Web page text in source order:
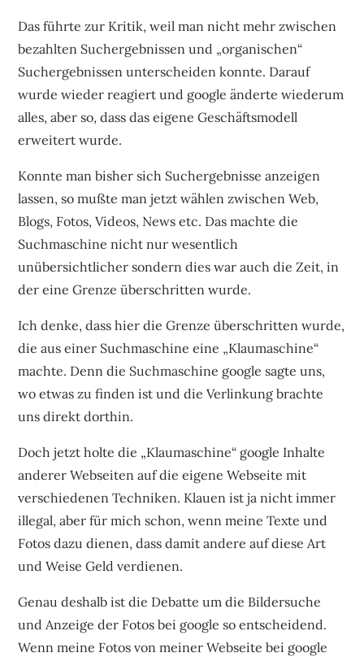
Das führte zur Kritik, weil man nicht mehr zwischen
bezahlten Suchergebnissen und „organischen“
Suchergebnissen unterscheiden konnte. Darauf
wurde wieder reagiert und google änderte wiederum
alles, aber so, dass das eigene Geschäftsmodell
erweitert wurde.
Konnte man bisher sich Suchergebnisse anzeigen
lassen, so mußte man jetzt wählen zwischen Web,
Blogs, Fotos, Videos, News etc. Das machte die
Suchmaschine nicht nur wesentlich
unübersichtlicher sondern dies war auch die Zeit, in
der eine Grenze überschritten wurde.
Ich denke, dass hier die Grenze überschritten wurde,
die aus einer Suchmaschine eine „Klaumaschine“
machte. Denn die Suchmaschine google sagte uns,
wo etwas zu finden ist und die Verlinkung brachte
uns direkt dorthin.
Doch jetzt holte die „Klaumaschine“ google Inhalte
anderer Webseiten auf die eigene Webseite mit
verschiedenen Techniken. Klauen ist ja nicht immer
illegal, aber für mich schon, wenn meine Texte und
Fotos dazu dienen, dass damit andere auf diese Art
und Weise Geld verdienen.
Genau deshalb ist die Debatte um die Bildersuche
und Anzeige der Fotos bei google so entscheidend.
Wenn meine Fotos von meiner Webseite bei google